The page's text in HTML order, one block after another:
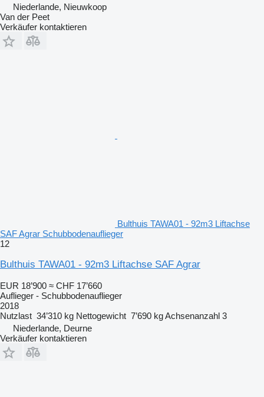
Niederlande, Nieuwkoop
Van der Peet
Verkäufer kontaktieren
Bulthuis TAWA01 - 92m3 Liftachse
SAF Agrar Schubbodenauflieger
12
Bulthuis TAWA01 - 92m3 Liftachse SAF Agrar
EUR 18’900 ≈ CHF 17’660
Auflieger - Schubbodenauflieger
2018
Nutzlast 34’310 kg Nettogewicht 7’690 kgAchsenanzahl 3
Niederlande, Deurne
Verkäufer kontaktieren